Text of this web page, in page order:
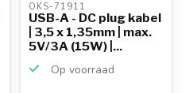
OKS-71911
USB-A - DC plug kabel
| 3,5 x 1,35mm | max.
5V/3A (15W) |...
Op voorraad